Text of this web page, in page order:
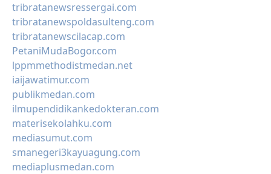
tribratanewsressergai.com
tribratanewspoldasulteng.com
tribratanewscilacap.com
PetaniMudaBogor.com
lppmmethodistmedan.net
iaijawatimur.com
publikmedan.com
ilmupendidikankedokteran.com
materisekolahku.com
mediasumut.com
smanegeri3kayuagung.com
mediaplusmedan.com